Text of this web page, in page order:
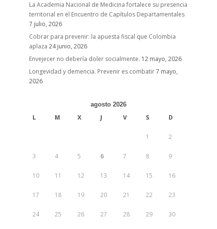
La Academia Nacional de Medicina fortalece su presencia
territorial en el Encuentro de Capítulos Departamentales
7 julio, 2026
Cobrar para prevenir: la apuesta fiscal que Colombia
aplaza 24 junio, 2026
Envejecer no debería doler socialmente. 12 mayo, 2026
Longevidad y demencia. Prevenir es combatir7 mayo,
2026
agosto 2026
L M X J V S D
1 2
3 4 5 6 7 8 9
10 11 12 13 14 15 16
17 18 19 20 21 22 23
24 25 26 27 28 29 30